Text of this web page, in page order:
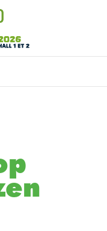
BIO
:
ÊTRE